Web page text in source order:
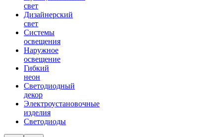
свет
Дизайнерский
свет
Системы
освещения
Наружное
освещение
Гибкий
неон
Светодиодный
декор
Электроустановочные
изделия
Светодиоды